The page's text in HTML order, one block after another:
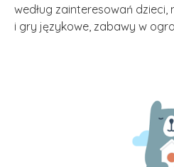
według zainteresowań
i gry językowe, zabawy w